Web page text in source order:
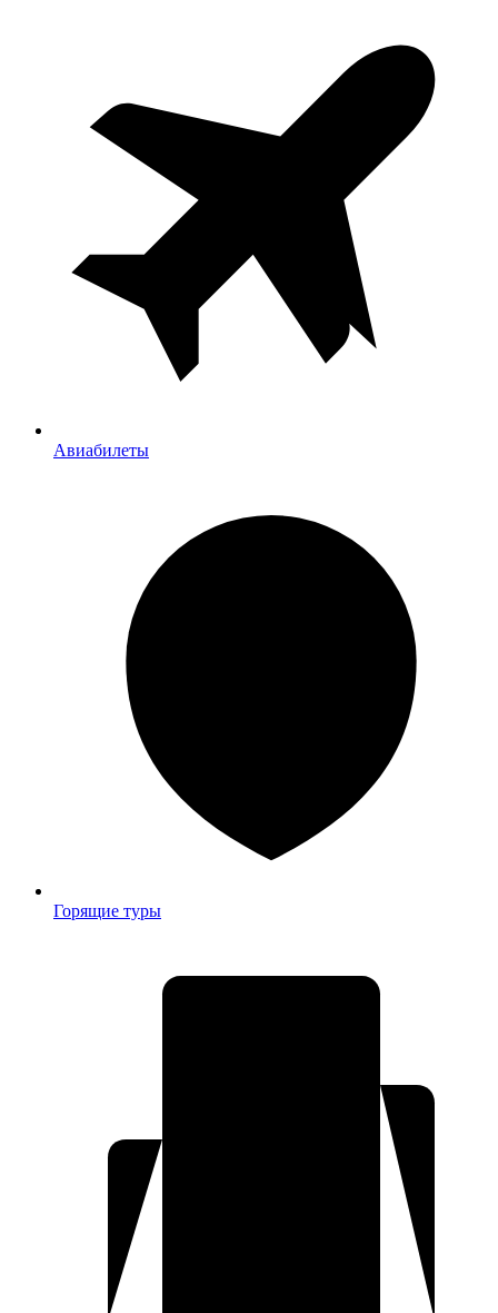
Авиабилеты
Горящие туры